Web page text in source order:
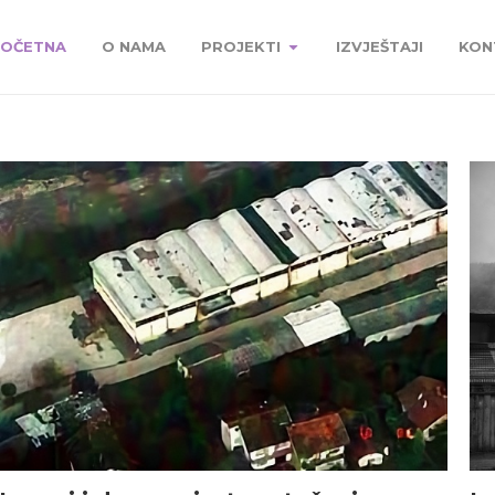
O NAMA PROJEKTI IZVJEŠTAJI